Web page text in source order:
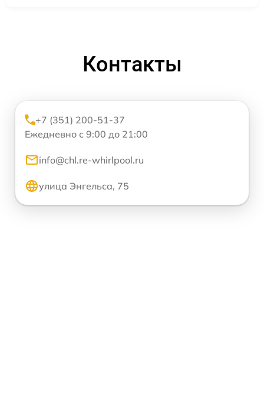
Контакты
+7 (351) 200-51-37
Ежедневно с 9:00 до 21:00
info@chl.re-whirlpool.ru
улица Энгельса, 75